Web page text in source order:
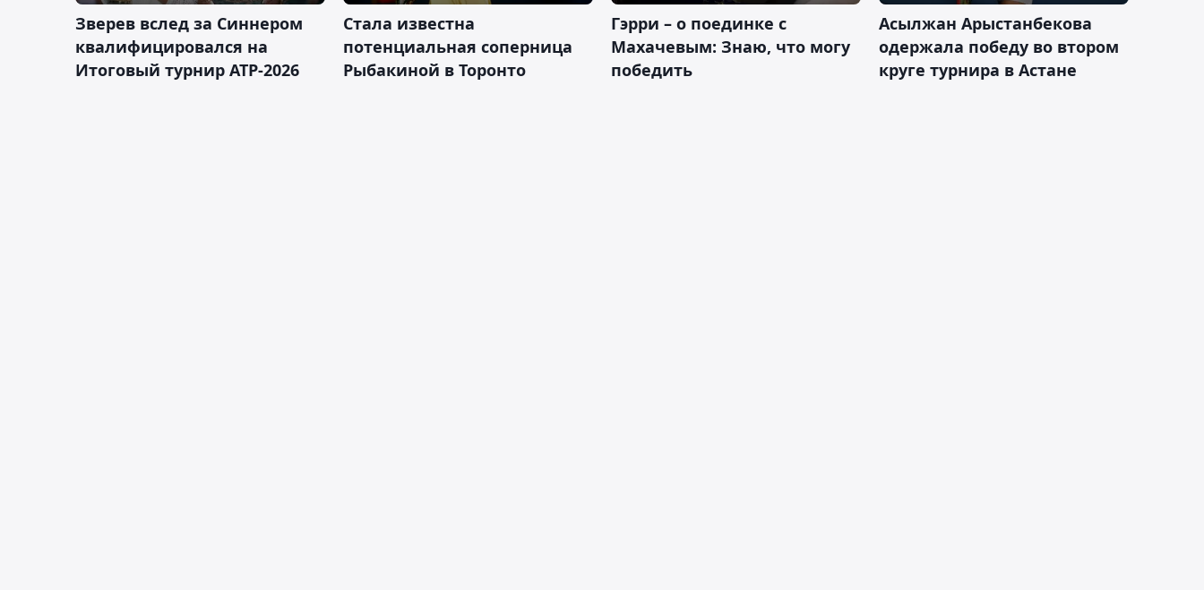
Зверев вслед за Синнером
квалифицировался на
Итоговый турнир ATP-2026
Cтала известна
потенциальная соперница
Рыбакиной в Торонто
Гэрри – о поединке с
Махачевым: Знаю, что могу
победить
Асылжан Арыстанбекова
одержала победу во втором
круге турнира в Астане